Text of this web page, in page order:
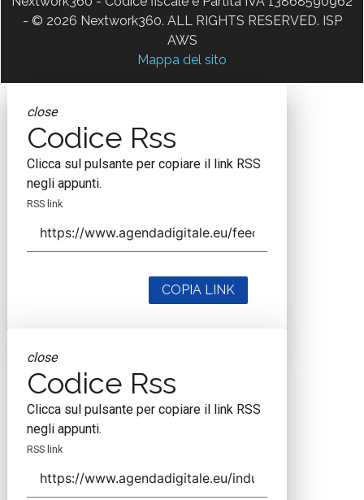
- © 2026 Nextwork360. ALL RIGHTS RESERVED. ISP
AWS
Mappa del sito
close
Codice Rss
Clicca sul pulsante per copiare il link RSS
negli appunti.
RSS link
COPIA LINK
close
Codice Rss
Clicca sul pulsante per copiare il link RSS
negli appunti.
RSS link